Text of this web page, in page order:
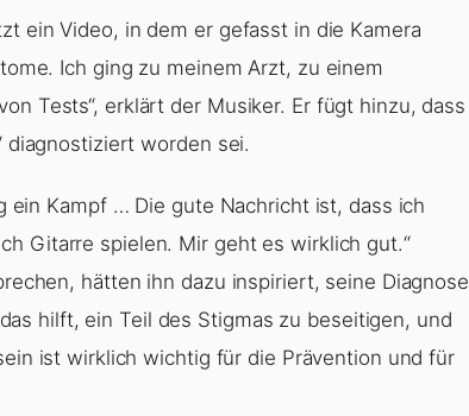
ein Video, in dem er gefasst in die Kamera
Ich ging zu meinem Arzt, zu einem
Tests“, erklärt der Musiker. Er fügt hinzu, dass
diagnostiziert worden sei.
ein Kampf … Die gute Nachricht ist, dass ich
Gitarre spielen. Mir geht es wirklich gut.“
hätten ihn dazu inspiriert, seine Diagnose
hilft, ein Teil des Stigmas zu beseitigen, und
ist wirklich wichtig für die Prävention und für